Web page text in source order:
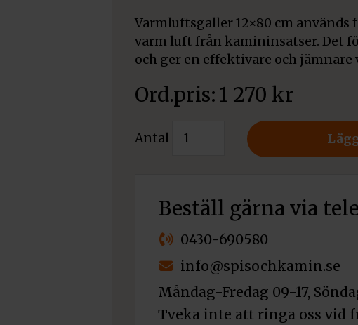
Varmluftsgaller 12×80 cm
varm luft från kamininsatser. Det
och ger en effektivare och
1 270 kr
Antal
Varmluftsgaller
12x80
mängd
Beställ gärna via
0430-690580
info@spisochkamin.se
Måndag-Fredag 09-17,
Tveka inte att ringa oss vid